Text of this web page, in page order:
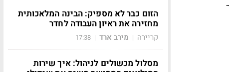
הזום כבר לא מספיק: הבינה המלאכותית
מחזירה את ראיון העבודה לחדר
קריירה | מירב ארד |
17:38
מסלול מכשולים לניהול: איך שירות